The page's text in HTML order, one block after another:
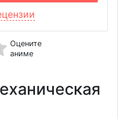
Оцените
аниме